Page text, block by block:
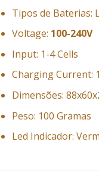
Tipos de Baterias:
Voltage: 100-240V
Input: 1-4 Cells
Charging Current:
Dimensões:
Peso: 100 Gramas
Led Indicador: